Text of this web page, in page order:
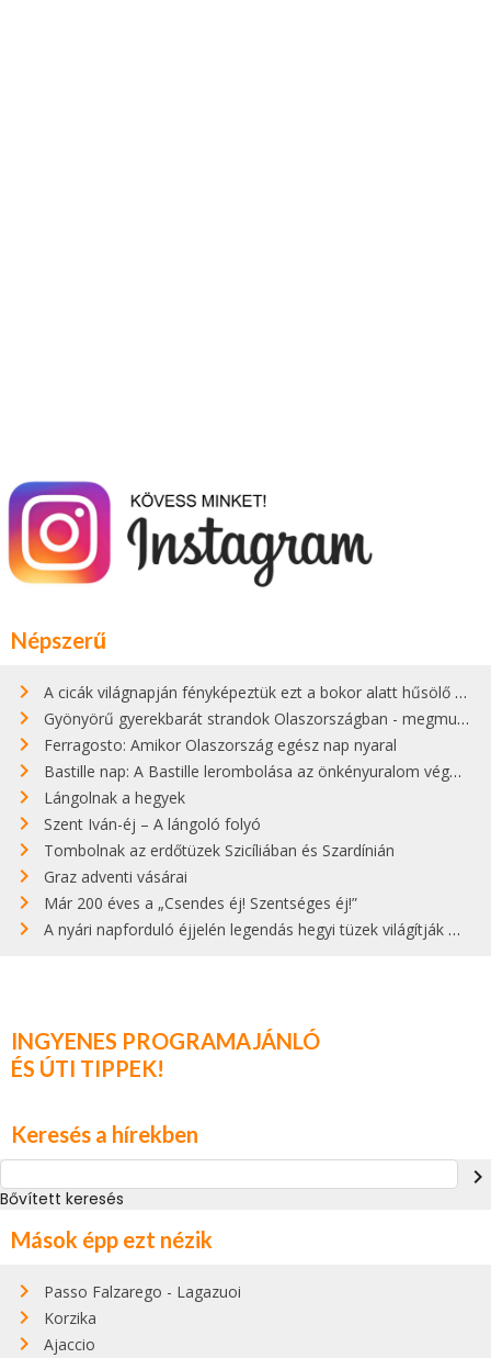
Népszerű
A cicák világnapján fényképeztük ezt a bokor alatt hűsölő cicát Kisorosziban
Gyönyörű gyerekbarát strandok Olaszországban - megmutatjuk a 15 legjobbat
Ferragosto: Amikor Olaszország egész nap nyaral
Bastille nap: A Bastille lerombolása az önkényuralom végét jelentette
Lángolnak a hegyek
Szent Iván-éj – A lángoló folyó
Tombolnak az erdőtüzek Szicíliában és Szardínián
Graz adventi vásárai
Már 200 éves a „Csendes éj! Szentséges éj!”
A nyári napforduló éjjelén legendás hegyi tüzek világítják meg Zugspitzét
INGYENES PROGRAMAJÁNLÓ
ÉS ÚTI TIPPEK!
Keresés a hírekben
navigate_next
Bővített keresés
Mások épp ezt nézik
Passo Falzarego - Lagazuoi
Korzika
Ajaccio